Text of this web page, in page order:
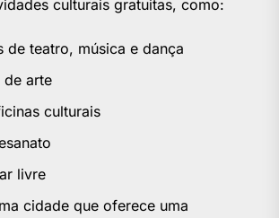
culturais gratuitas, como:
de teatro, música e dança
de arte
culturais
livre
cidade que oferece uma